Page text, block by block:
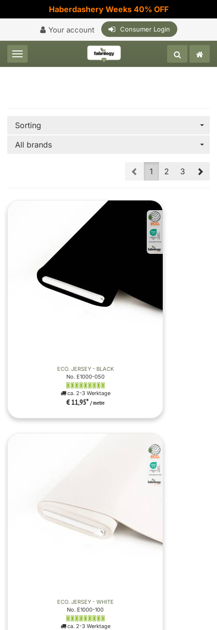
Haberdashery Weeks 40% OFF
Your account Consumer Login
Toggle navigation
Sorting
All brands
Prev
1 2 3
ECO. JERSEY - BLACK
No. E1000-050
ca. 2-3 Werktage
€ 11,95* / metre
ECO. JERSEY - WHITE
No. E1000-100
ca. 2-3 Werktage